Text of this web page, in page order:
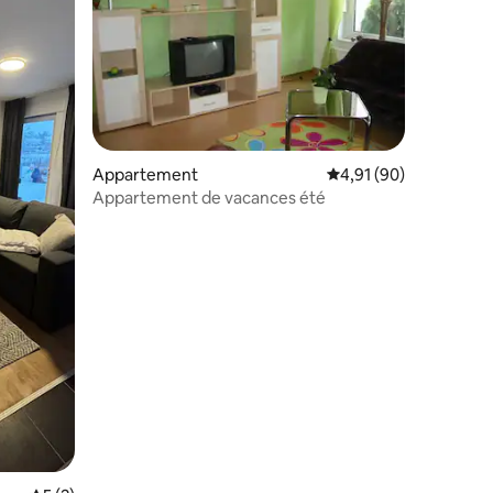
: 4,88 sur 5
Appartement Évaluation moyenne
4,91 (90)
Appartement de vacances été